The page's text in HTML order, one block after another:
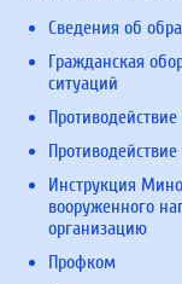
Сведения об
Гражданская
ситуаций
Инструкция
вооруженного
организацию
Профком